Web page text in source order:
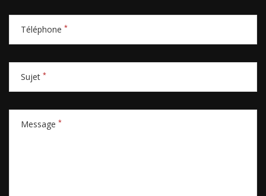
Téléphone *
Sujet *
Message *